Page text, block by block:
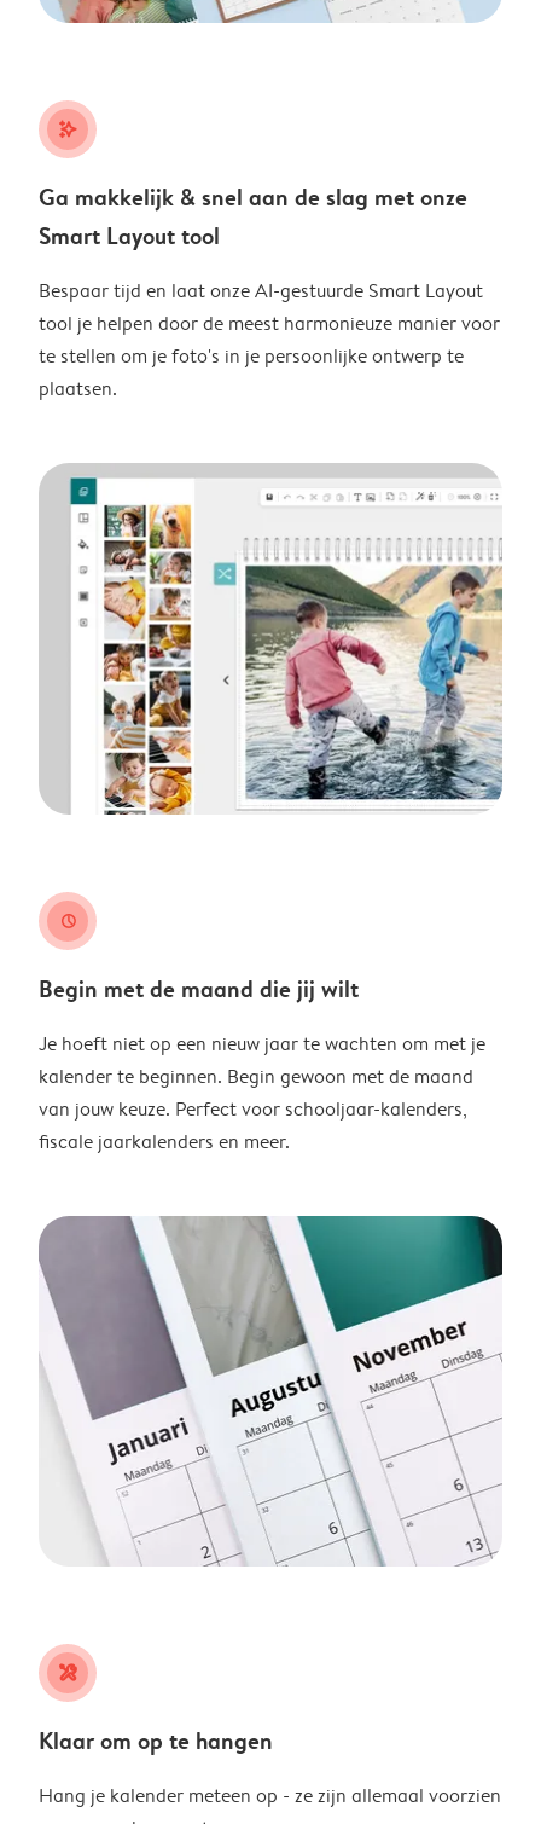
stars_plus
Ga makkelijk & snel aan de slag met onze
Smart Layout tool
Bespaar tijd en laat onze AI-gestuurde Smart Layout
tool je helpen door de meest harmonieuze manier voor
te stellen om je foto's in je persoonlijke ontwerp te
plaatsen.
clock
Begin met de maand die jij wilt
Je hoeft niet op een nieuw jaar te wachten om met je
kalender te beginnen. Begin gewoon met de maand
van jouw keuze. Perfect voor schooljaar-kalenders,
fiscale jaarkalenders en meer.
tools
Klaar om op te hangen
Hang je kalender meteen op - ze zijn allemaal voorzien